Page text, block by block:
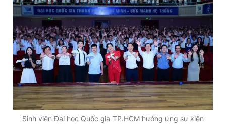
Sinh viên Đại học Quốc gia TP.HCM hưởng ứng sự kiện